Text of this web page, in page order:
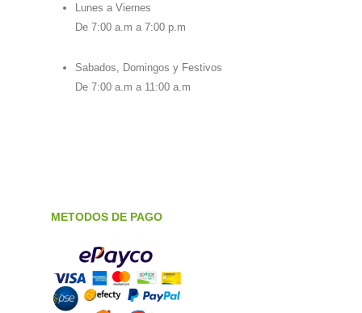
Lunes a Viernes
De 7:00 a.m a 7:00 p.m
Sabados, Domingos y Festivos
De 7:00 a.m a 11:00 a.m
METODOS DE PAGO